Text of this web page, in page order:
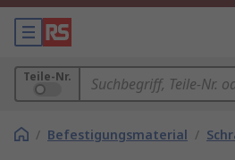
Teile-Nr.
/ Befestigungsmaterial /